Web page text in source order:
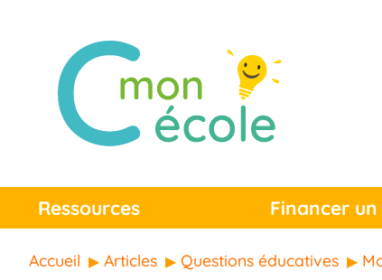
Ressources Financer
Accueil Articles Questions éducatives